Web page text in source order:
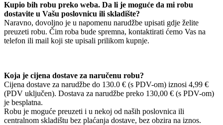
Kupio bih robu preko weba. Da li je moguće da mi robu
dostavite u Vašu poslovnicu ili skladište?
Naravno, dovoljno je u napomenu narudžbe upisati gdje želite
preuzeti robu. Čim roba bude spremna, kontaktirati ćemo Vas na
telefon ili mail koji ste upisali prilikom kupnje.
Koja je cijena dostave za naručenu robu?
Cijena dostave za narudžbe do 130.0 € (s PDV-om) iznosi 4,99 €
(PDV uključen). Dostava za narudžbe preko 130,00 € (s PDV-om)
je besplatna.
Robu je moguće preuzeti i u nekoj od naših poslovnica ili
centralnom skladištu bez plaćanja dostave, bez obzira na iznos.